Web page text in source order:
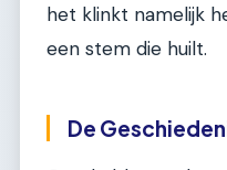
het klinkt namelijk
een stem die huilt.
De